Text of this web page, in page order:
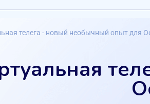
телега - новый необычный опыт для